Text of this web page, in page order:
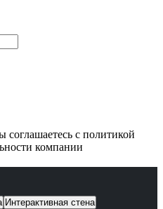
с политикой
компании
Интерактивная стена